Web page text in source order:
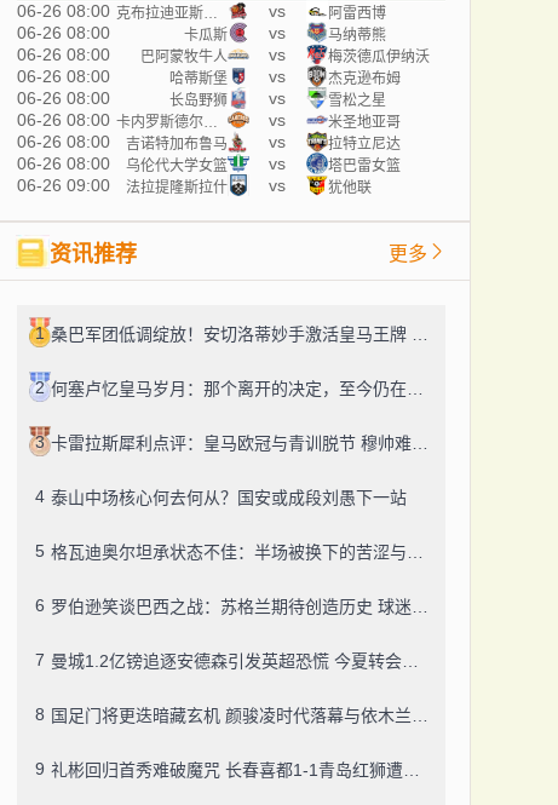
06-26 08:00 vs 阿雷西博
06-26 08:00 卡瓜斯 vs 马纳蒂熊
06-26 08:00 巴阿蒙牧牛人 vs 梅茨德瓜伊纳沃
06-26 08:00 哈蒂斯堡 vs 杰克逊布姆
06-26 08:00 长岛野狮 vs 雪松之星
06-26 08:00 vs 米圣地亚哥
06-26 08:00 吉诺特加布鲁马 vs 拉特立尼达
06-26 08:00 乌伦代大学女篮 vs 塔巴雷女篮
06-26 09:00 法拉提隆斯拉什 vs 犹他联
资讯推荐 更多
1
2
3
4 泰山中场核心何去何从？国安或成段刘愚下一站
5
6
7
8
9